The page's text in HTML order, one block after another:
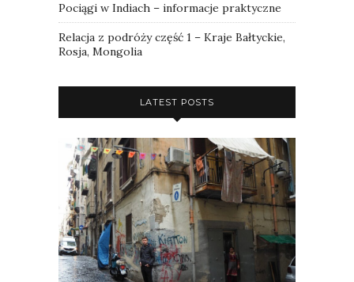
Pociągi w Indiach – informacje praktyczne
Relacja z podróży część 1 – Kraje Bałtyckie,
Rosja, Mongolia
LATEST POSTS